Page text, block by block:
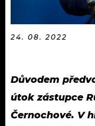
OSTATNÍ
24. 08. 2022
Důvodem
útok zástupce
Černochové. V